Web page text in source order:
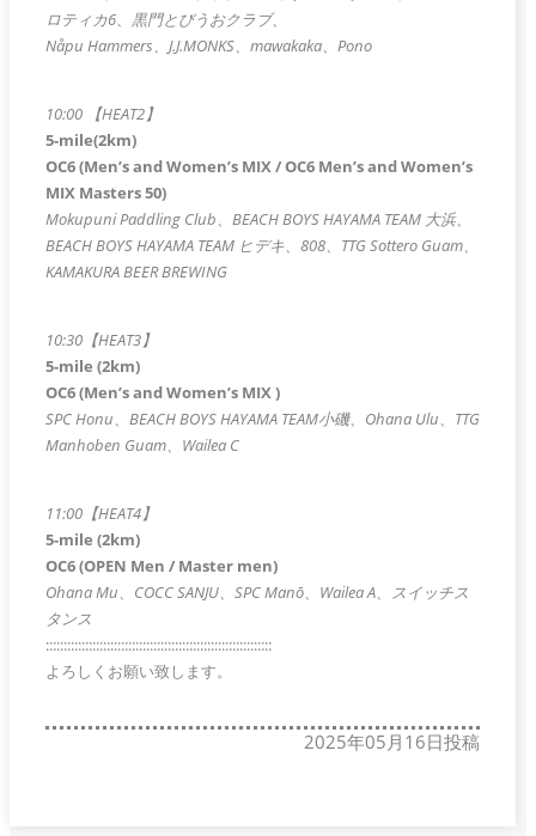
ロティカ6、黒門とびうおクラブ、
Nåpu Hammers、J.J.MONKS、mawakaka、Pono
10:00 【HEAT2】
5-mile(2km)
OC6 (Men’s and Women’s MIX /OC6 Men’s and Women’s
MIX Masters 50)
Mokupuni Paddling Club、BEACH BOYS HAYAMA TEAM 大浜、
BEACH BOYS HAYAMA TEAM ヒデキ、808、TTG Sottero Guam、
KAMAKURA BEER BREWING
10:30【HEAT3】
5-mile (2km)
OC6 (Men’s and Women’s MIX)
SPC Honu、BEACH BOYS HAYAMA TEAM小磯、Ohana Ulu、TTG
Manhoben Guam、Wailea C
11:00【HEAT4】
5-mile (2km)
OC6 (OPEN Men / Master men)
Ohana Mu、COCC SANJU、SPC Manō、Wailea A、スイッチス
タンス
:::::::::::::::::::::::::::::::::::::::::::::::::::::::::::::::
よろしくお願い致します。
2025年05月16日投稿